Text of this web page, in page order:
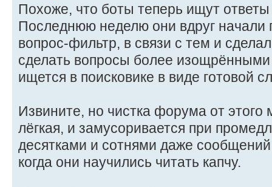
Похоже, что боты теперь ищут ответы
Последнюю неделю они вдруг начали
вопрос-фильтр, в связи с тем и
сделать вопросы более изощрёнными
ищется в поисковике в виде готовой
Извините, но чистка форума от этого
лёгкая, и замусоривается при
десятками и сотнями даже
когда они научились читать капчу.